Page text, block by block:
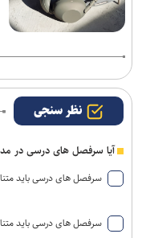
نظر سنجی
آیا سرفصل های درسی در
سرفصل های درسی باید
سرفصل های درسی باید